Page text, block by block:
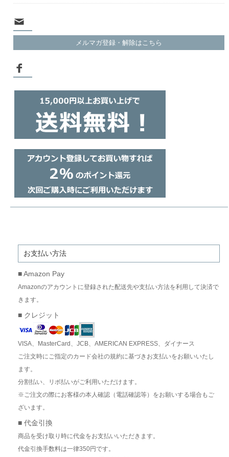
メルマガ登録・解除はこちら
お支払い方法
■ Amazon Pay
Amazonのアカウントに登録された配送先や支払い方法を利用して決済で
きます。
■ クレジット
VISA、MasterCard、JCB、AMERICAN EXPRESS、ダイナース
ご注文時にご指定のカード会社の規約に基づきお支払いをお願いいたし
ます。
分割払い、リボ払いがご利用いただけます。
※ご注文の際にお客様の本人確認（電話確認等）をお願いする場合もご
ざいます。
■ 代金引換
商品を受け取り時に代金をお支払いいただきます。
代金引換手数料は一律350円です。